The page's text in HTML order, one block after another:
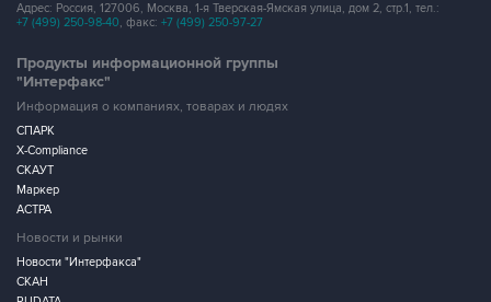
Адрес: Россия, 127006, Москва, 1-я Тверская-Ямская улица, дом 2, стр.1, тел.:
+7 (499) 250-98-40, факс: +7 (499) 250-97-27
Продукты информационной группы
"Интерфакс"
Информация о компаниях, товарах и людях
СПАРК
X-Compliance
СКАУТ
Маркер
АСТРА
Новости и рынки
Новости "Интерфакса"
СКАН